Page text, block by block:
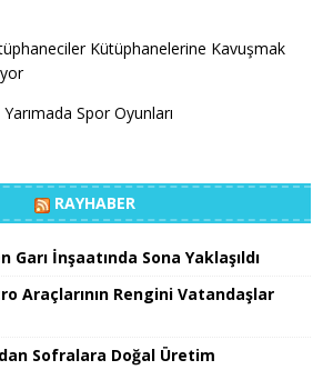
Kütüphanelerine Kavuşmak
Yarımada Spor Oyunları
RAYHABER
Garı İnşaatında Sona Yaklaşıldı
Araçlarının Rengini Vatandaşlar
Sofralara Doğal Üretim